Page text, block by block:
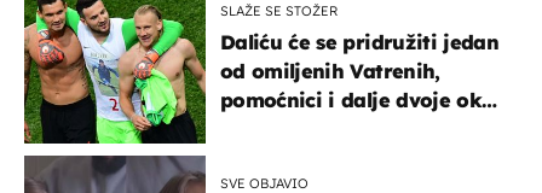
SLAŽE SE STOŽER
Daliću će se pridružiti jedan
od omiljenih Vatrenih,
pomoćnici i dalje dvoje oko
SVE OBJAVIO